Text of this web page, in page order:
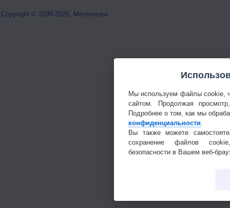
Copyright © 2009-2026, Метеонова
Мы используем файлы cookie,
сайтом. Продолжая
Подробнее о том, как мы
конфиденциальности
Вы также можете
сохранение файлов
безопасности в Вашем веб-